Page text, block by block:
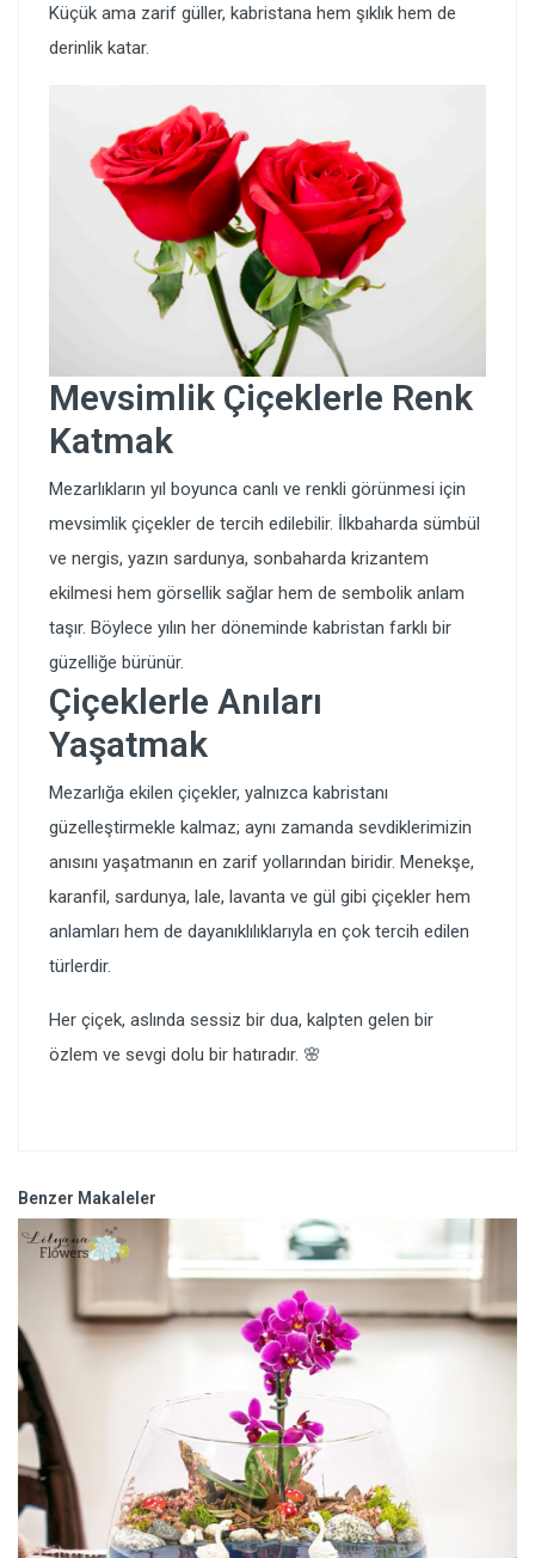
Küçük ama zarif güller, kabristana hem şıklık hem de
derinlik katar.
Mevsimlik Çiçeklerle Renk
Katmak
Mezarlıkların yıl boyunca canlı ve renkli görünmesi için
mevsimlik çiçekler de tercih edilebilir. İlkbaharda sümbül
ve nergis, yazın sardunya, sonbaharda krizantem
ekilmesi hem görsellik sağlar hem de sembolik anlam
taşır. Böylece yılın her döneminde kabristan farklı bir
güzelliğe bürünür.
Çiçeklerle Anıları
Yaşatmak
Mezarlığa ekilen çiçekler, yalnızca kabristanı
güzelleştirmekle kalmaz; aynı zamanda sevdiklerimizin
anısını yaşatmanın en zarif yollarından biridir. Menekşe,
karanfil, sardunya, lale, lavanta ve gül gibi çiçekler hem
anlamları hem de dayanıklılıklarıyla en çok tercih edilen
türlerdir.
Her çiçek, aslında sessiz bir dua, kalpten gelen bir
özlem ve sevgi dolu bir hatıradır. 🌸
Benzer Makaleler